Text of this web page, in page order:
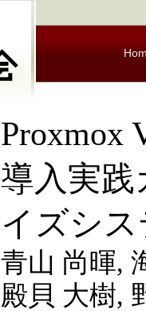
Proxmox
導入実
イズシス
青山 尚暉,
殿貝 大樹,